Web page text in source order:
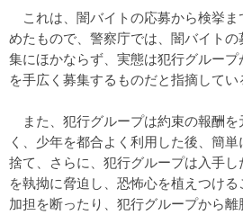
これは、闇バイトの応募から検挙ま
めたもので、警察庁では、闇バイト
集にほかならず、実態は犯行グルー
を手広く募集するものだと指摘してい
また、犯行グループは約束の報酬を
く、少年を都合よく利用した後、簡
捨て、さらに、犯行グループは入手
を執拗に脅迫し、恐怖心を植えつけ
加担を断ったり、犯行グループから